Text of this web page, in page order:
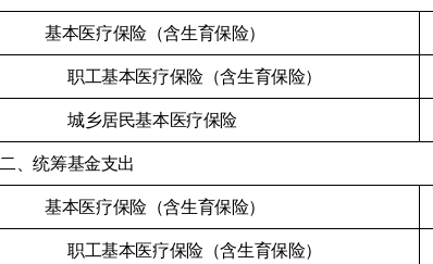
基本医疗保险（含生育保险）
职工基本医疗保险（含生育保险）
城乡居民基本医疗保险
二、统筹基金支出
基本医疗保险（含生育保险）
职工基本医疗保险（含生育保险）